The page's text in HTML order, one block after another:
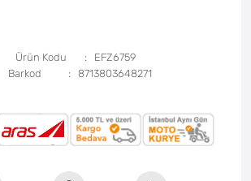
Ürün Kodu
EFZ6759
Barkod
8713803648271